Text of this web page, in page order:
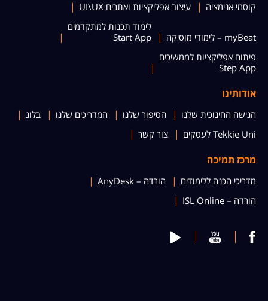
קוסמי אנימציה
עיצוב אפליקציות ואתרים UI\UX
myBeat – לימודי מוסיקה
לימוד תכנות למתקדמים
Start App
פיתוח אפליקציות לממשיכים
Step App
אודותינו
הגישה החינוכית שלנו הסיפור שלנו המדריכים שלנו
בלוג
Tekkie Uni לעסקים
צור קשר
מרכז תמיכה
מדריכי הכנה ללימודים
הורדה – AnyDesk
הורדה – ISL Online